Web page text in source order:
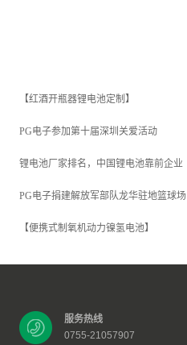
【红酒开瓶器锂电池定制】
PG电子参加第十届深圳关爱活动
锂电池厂家排名，中国锂电池靠前企业
PG电子捐建解放军部队龙华驻地篮球场
【便携式制氧机动力镍氢电池】
服务热线
0755-21057907